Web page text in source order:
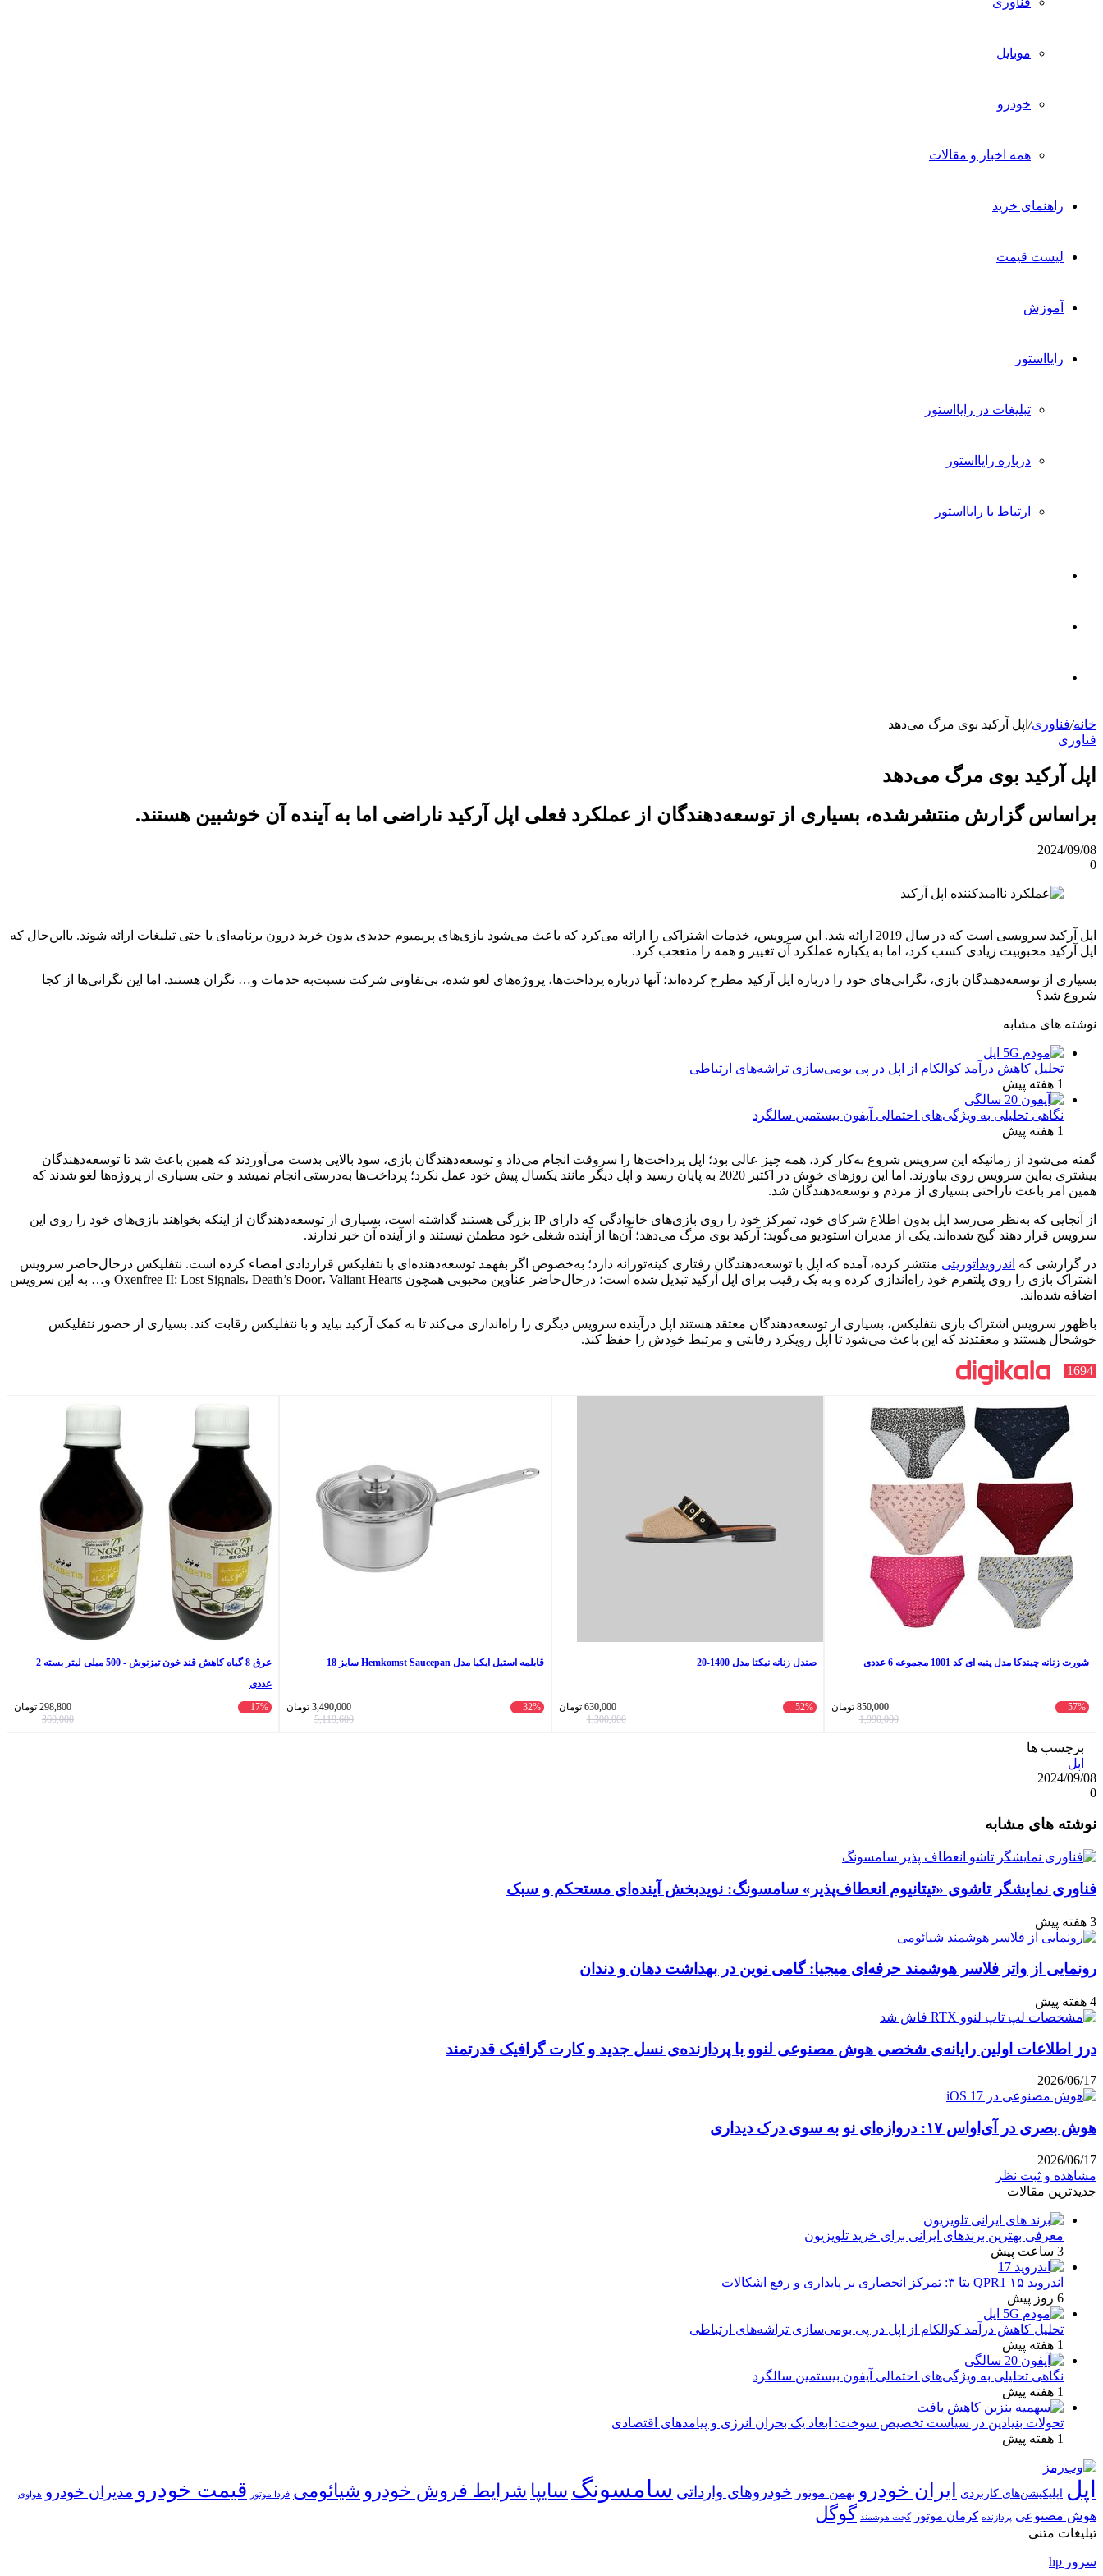
موبایل
خودرو
همه اخبار و مقالات
راهنمای خرید
لیست قیمت
آموزش
رایااستور
تبلیغات در رایااستور
درباره رایااستور
ارتباط با رایااستور
برای خانه/فناوری/ اپل آرکید بوی مرگ می‌دهد
فناوری
اپل آرکید بوی مرگ می‌دهد
براساس گزارش منتشرشده، بسیاری از توسعه‌دهندگان از عملکرد فعلی اپل آرکید ناراضی اما به آینده آن خوشبین هستند.
2024/09/08
0
اپل آرکید سرویسی است که در سال 2019 ارائه شد. این سرویس، خدمات اشتراکی را ارائه می‌کرد که باعث می‌شود بازی‌های پریمیوم جدیدی بدون خرید درون برنامه‌ای یا حتی تبلیغات ارائه شوند. بااین‌حال که
اپل آرکید محبوبیت زیادی کسب کرد، اما به یکباره عملکرد آن تغییر و همه را متعجب کرد.
بسیاری از توسعه‌دهندگان بازی، نگرانی‌های خود را درباره اپل آرکید مطرح کرده‌اند؛ آنها درباره پرداخت‌ها، پروژه‌های لغو شده، بی‌تفاوتی شرکت نسبت‌به خدمات و… نگران هستند. اما این نگرانی‌ها از کجا
شروع شد؟
نوشته های مشابه
تحلیل کاهش درآمد کوالکام از اپل در پی بومی‌سازی تراشه‌های ارتباطی
1 هفته پیش
نگاهی تحلیلی به ویژگی‌های احتمالی آیفون بیستمین سالگرد
1 هفته پیش
گفته می‌شود از زمانیکه این سرویس شروع به‌کار کرد، همه چیز عالی بود؛ اپل پرداخت‌ها را سروقت انجام می‌داد و توسعه‌دهندگان بازی، سود بالایی بدست می‌آوردند که همین باعث شد تا توسعه‌دهندگان
بیشتری به‌این سرویس روی بیاورند. اما این روزهای خوش در اکتبر 2020 به پایان رسید و اپل دیگر مانند یکسال پیش خود عمل نکرد؛ پرداخت‌ها به‌درستی انجام نمیشد و حتی بسیاری از پروژه‌ها لغو شدند که
همین امر باعث ناراحتی بسیاری از مردم و توسعه‌دهندگان شد.
از آنجایی که به‌نظر می‌رسد اپل بدون اطلاع شرکای خود، تمرکز خود را روی بازی‌های خانوادگی که دارای IP بزرگی هستند گذاشته است، بسیاری از توسعه‌دهندگان از اینکه بخواهند بازی‌های خود را روی این
سرویس قرار دهند گیج شده‌اند. یکی از مدیران استودیو می‌گوید: آرکید بوی مرگ می‌دهد؛ آن‌ها از آینده شغلی خود مطمئن نیستند و از آینده آن خبر ندارند.
در گزارشی که اندرویداتوریتی منتشر کرده، آمده که اپل با توسعه‌دهندگان رفتاری کینه‌توزانه دارد؛ به‌خصوص اگر بفهمد توسعه‌دهنده‌ای با نتفلیکس قراردادی امضاء کرده است. نتفلیکس درحال‌حاضر سرویس
اشتراک بازی را روی پلتفرم خود راه‌اندازی کرده و به یک رقیب برای اپل آرکید تبدیل شده است؛ درحال‌حاضر عناوین محبوبی همچون Oxenfree II: Lost Signals، Death’s Door، Valiant Hearts و… به این سرویس
اضافه شده‌اند.
باظهور سرویس اشتراک بازی نتفلیکس، بسیاری از توسعه‌دهندگان معتقد هستند اپل درآینده سرویس دیگری را راه‌اندازی می‌کند تا به کمک آرکید بیاید و با نتفلیکس رقابت کند. بسیاری از حضور نتفلیکس
خوشحال هستند و معقتدند که این باعث می‌شود تا اپل رویکرد رقابتی و مرتبط خودش را حفظ کند.
1694
شورت زنانه چیندکا مدل پنبه ای کد 1001 مجموعه 6 عددی
57%
850,000 تومان
1,990,000
صندل زنانه نیکتا مدل 1400-20
52%
630,000 تومان
1,300,000
قابلمه استیل ایکیا مدل Hemkomst Saucepan سایز 18
32%
3,490,000 تومان
5,119,600
عرق 8 گیاه کاهش قند خون تیزنوش - 500 میلی لیتر بسته 2
عددی
17%
298,800 تومان
360,000
برچسب ها
اپل
2024/09/08
0
آپ
گذاری
ایمیل
نوشته های مشابه
فناوری نمایشگر تاشوی «تیتانیوم انعطاف‌پذیر» سامسونگ: نویدبخش آینده‌ای مستحکم و سبک
3 هفته پیش
رونمایی از واتر فلاسر هوشمند حرفه‌ای میجیا: گامی نوین در بهداشت دهان و دندان
4 هفته پیش
درز اطلاعات اولین رایانه‌ی شخصی هوش مصنوعی لنوو با پردازنده‌ی نسل جدید و کارت گرافیک قدرتمند
2026/06/17
هوش بصری در آی‌او‌اس ۱۷: دروازه‌ای نو به سوی درک دیداری
2026/06/17
مشاهده و ثبت نظر
جدیدترین مقالات
معرفی بهترین برندهای ایرانی برای خرید تلویزیون
3 ساعت پیش
اندروید ۱۵ QPR1 بتا ۳: تمرکز انحصاری بر پایداری و رفع اشکالات
6 روز پیش
تحلیل کاهش درآمد کوالکام از اپل در پی بومی‌سازی تراشه‌های ارتباطی
1 هفته پیش
نگاهی تحلیلی به ویژگی‌های احتمالی آیفون بیستمین سالگرد
1 هفته پیش
تحولات بنیادین در سیاست تخصیص سوخت: ابعاد یک بحران انرژی و پیامدهای اقتصادی
1 هفته پیش
اپل اپلیکیشن‌های کاربردی ایران خودرو بهمن موتور خودروهای وارداتی سامسونگ سایپا شرایط فروش خودرو شیائومی فردا موتور قیمت خودرو مدیران خودرو هواوی
هوش مصنوعی پردازنده کرمان موتور گجت هوشمند گوگل
تبلیغات متنی
سرور hp